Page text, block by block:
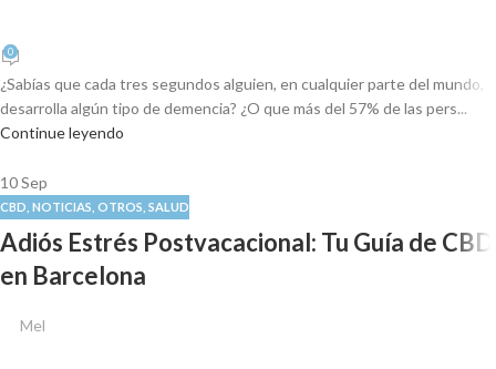
0
¿Sabías que cada tres segundos alguien, en cualquier parte del mundo,
desarrolla algún tipo de demencia? ¿O que más del 57% de las pers...
Continue leyendo
10Sep
CBD NOTICIAS OTROS SALUD
Adiós Estrés Postvacacional: Tu Guía de CBD
en Barcelona
Mel